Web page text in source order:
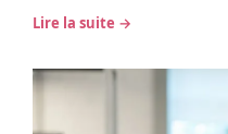
Lire la suite →